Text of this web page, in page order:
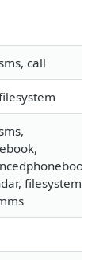
call
filesystem,